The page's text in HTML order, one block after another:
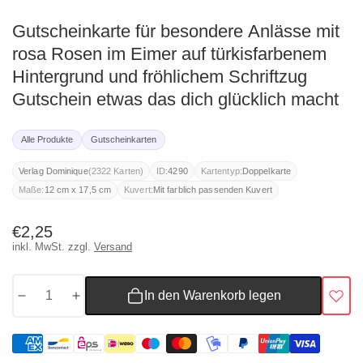
Gutscheinkarte für besondere Anlässe mit
rosa Rosen im Eimer auf türkisfarbenem
Hintergrund und fröhlichem Schriftzug
Gutschein etwas das dich glücklich macht
Alle Produkte Gutscheinkarten
Verlag Dominique(2322 Karten) ID:4290 Kartentyp:Doppelkarte
Maße: 12 cm x 17,5 cm Kuvert:Mit farblich passenden Kuvert
Normaler
Preis
€2,25
inkl. MwSt. zzgl. Versand
Menge
Gutscheinkarte
Menge
Gutscheinkarte
In den Warenkorb legen